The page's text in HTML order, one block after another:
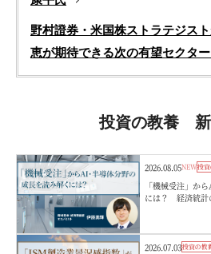
野村證券・米国株ストラテジス
恵が期待できる次の有望セクター
投資の教養
2026.08.05NEW投
「機械受注」か
には？ 経済統計
2026.07.03投資の教